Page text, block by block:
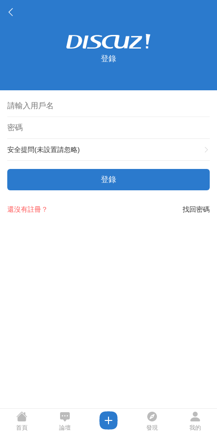
登錄
安全提問(未設置請忽略)
登錄
找回密碼
還沒有註冊？
首頁 論壇 發現 我的